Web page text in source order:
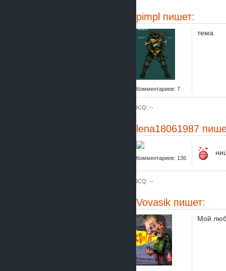
pimpl пишет:
Комментариев: 7
тема
ICQ: --
lena18061987
Комментариев: 136
ICQ: --
Vovasik пишет:
Мой